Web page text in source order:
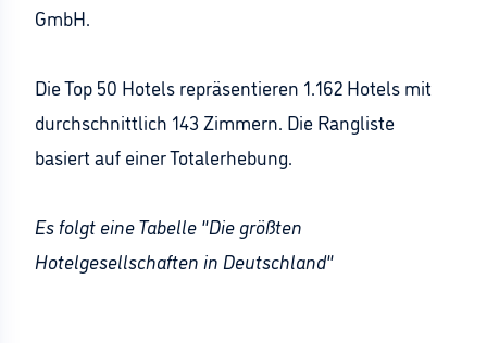
GmbH.
Die Top 50 Hotels repräsentieren 1.162 Hotels mit
durchschnittlich 143 Zimmern. Die Rangliste
basiert auf einer Totalerhebung.
Es folgt eine Tabelle "Die größten
Hotelgesellschaften in Deutschland"